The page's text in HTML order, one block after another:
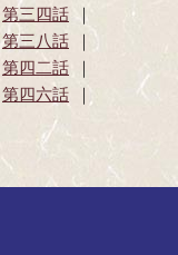
第三四話
第三八話
第四二話
第四六話